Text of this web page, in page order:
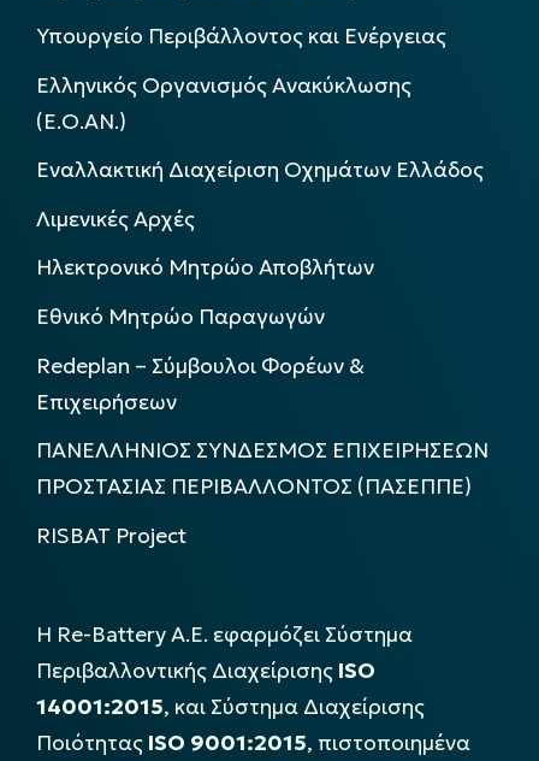
Υπουργείο Περιβάλλοντος και Ενέργειας
Ελληνικός Οργανισμός Ανακύκλωσης
(Ε.Ο.ΑΝ.)
Εναλλακτική Διαχείριση Οχημάτων Ελλάδος
Λιμενικές Αρχές
Ηλεκτρονικό Μητρώο Αποβλήτων
Εθνικό Μητρώο Παραγωγών
Redeplan – Σύμβουλοι Φορέων &
Επιχειρήσεων
ΠΑΝΕΛΛΗΝΙΟΣ ΣΥΝΔΕΣΜΟΣ ΕΠΙΧΕΙΡΗΣΕΩΝ
ΠΡΟΣΤΑΣΙΑΣ ΠΕΡΙΒΑΛΛΟΝΤΟΣ (ΠΑΣΕΠΠΕ)
RISBAT Project
Η Re-Battery Α.Ε. εφαρμόζει Σύστημα
Περιβαλλοντικής Διαχείρισης ISO
14001:2015, και Σύστημα Διαχείρισης
Ποιότητας ISO 9001:2015, πιστοποιημένα